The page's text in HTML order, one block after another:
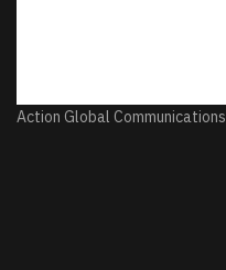
Action Global Communications